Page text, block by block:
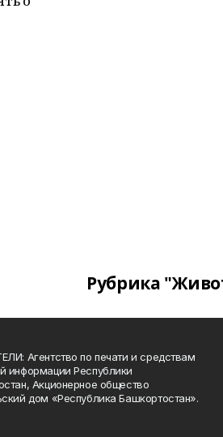
Рубрика
Агентство по печати и средствам
информации Республики
Акционерное общество
дом «Республика Башкортостан».